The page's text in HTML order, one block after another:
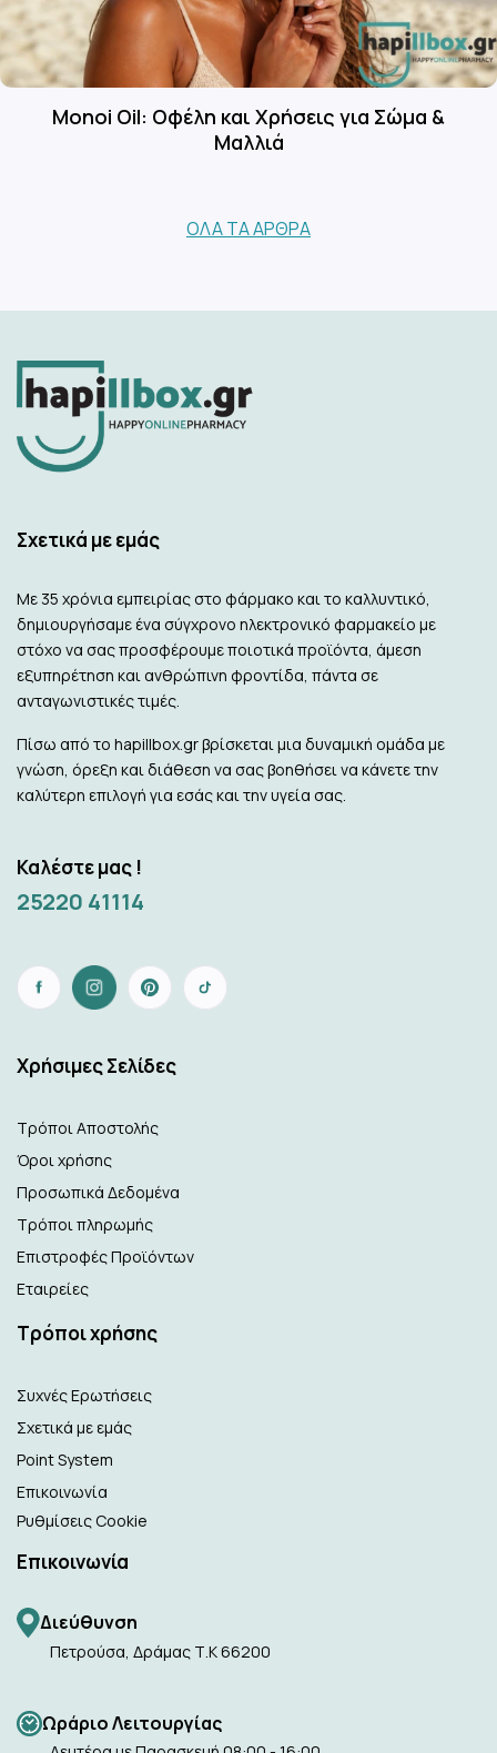
Monoi Oil: Οφέλη και Χρήσεις για Σώμα &
Μαλλιά
ΌΛΑ ΤΑ ΆΡΘΡΑ
Σχετικά με εμάς
Με 35 χρόνια εμπειρίας στο φάρμακο και το καλλυντικό,
δημιουργήσαμε ένα σύγχρονο ηλεκτρονικό φαρμακείο με
στόχο να σας προσφέρουμε ποιοτικά προϊόντα, άμεση
εξυπηρέτηση και ανθρώπινη φροντίδα, πάντα σε
ανταγωνιστικές τιμές.
Πίσω από το hapillbox.gr βρίσκεται μια δυναμική ομάδα με
γνώση, όρεξη και διάθεση να σας βοηθήσει να κάνετε την
καλύτερη επιλογή για εσάς και την υγεία σας.
Καλέστε μας !
25220 41114
Xρήσιμες Σελίδες
Τρόποι Αποστολής
Όροι χρήσης
Προσωπικά Δεδομένα
Τρόποι πληρωμής
Επιστροφές Προϊόντων
Εταιρείες
Τρόποι χρήσης
Συχνές Ερωτήσεις
Σχετικά με εμάς
Point System
Επικοινωνία
Ρυθμίσεις Cookie
Επικοινωνία
Διεύθυνση
Πετρούσα, Δράμας Τ.Κ 66200
Ωράριο Λειτουργίας